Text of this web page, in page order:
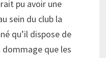
pu avoir une
sein du club la
qu’il dispose de
que les